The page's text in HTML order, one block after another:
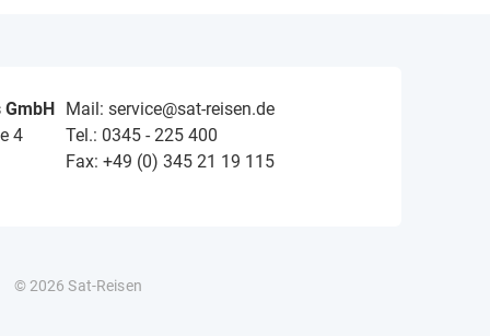
4
Mail: service@sat-reisen.de
Tel.: 0345 - 225 400
Fax: +49 (0) 345 21 19 115
© 2026 Sat-Reisen